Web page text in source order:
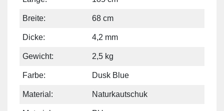
Breite: 68 cm
Dicke: 4,2 mm
Gewicht: 2,5 kg
Farbe: Dusk Blue
Material: Naturkautschuk